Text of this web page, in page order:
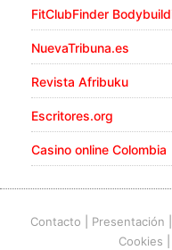
FitClubFinder
NuevaTribuna.es
Revista Afribuku
Escritores.org
Casino online Colombia
Contacto Presentación
Cookies